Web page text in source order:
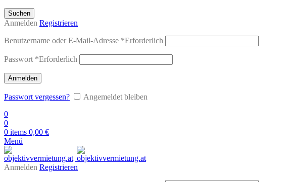
Suchen
Anmelden Registrieren
Benutzername oder E-Mail-Adresse *Erforderlich
Passwort *Erforderlich
Anmelden
Passwort vergessen?
Angemeldet bleiben
0
0
0 items 0,00 €
Menü
Anmelden Registrieren